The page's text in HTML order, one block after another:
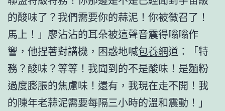
的酸味了？我們需要你的蒜泥！你被徵召了！
馬上！」廖沾沾的耳朵被這聲音震得嗡嗡作
響，他捏著對講機，困惑地喊包養網道：「特
務？酸味？等等！我聞到的不是酸味！是麵粉
過度膨脹的焦慮味！還有，我現在走不開！我
的陳年老蒜泥需要每隔三小時的溫和震動！」